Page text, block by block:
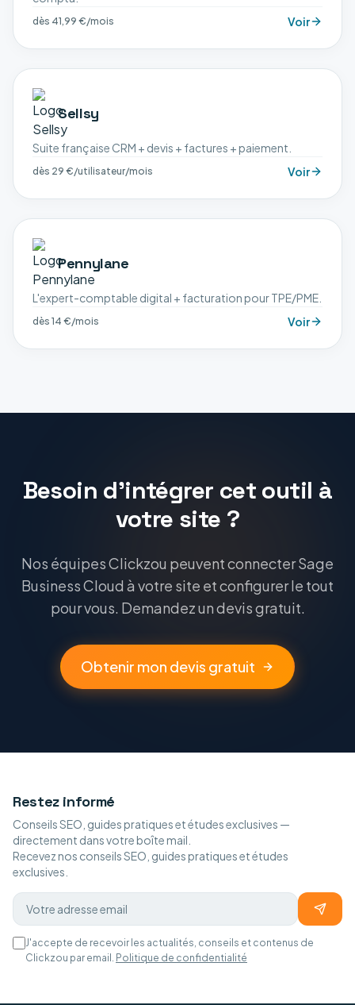
dès 41,99 €/mois Voir
Sellsy
Suite française CRM + devis + factures + paiement.
dès 29 €/utilisateur/mois Voir
Pennylane
L'expert-comptable digital + facturation pour TPE/PME.
dès 14 €/mois Voir
Besoin d'intégrer cet outil à
votre site ?
Nos équipes Clickzou peuvent connecter Sage
Business Cloud à votre site et configurer le tout
pour vous. Demandez un devis gratuit.
Obtenir mon devis gratuit
Restez informé
Conseils SEO, guides pratiques et études exclusives —
directement dans votre boîte mail.
Recevez nos conseils SEO, guides pratiques et études
exclusives.
J'accepte de recevoir les actualités, conseils et contenus de
Clickzou par email. Politique de confidentialité